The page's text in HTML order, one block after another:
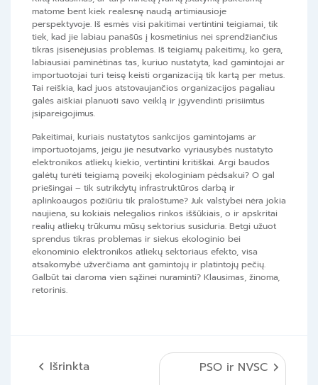
matome bent kiek realesnę naudą artimiausioje
perspektyvoje. Iš esmės visi pakitimai vertintini teigiamai, tik
tiek, kad jie labiau panašūs į kosmetinius nei sprendžiančius
tikras įsisenėjusias problemas. Iš teigiamų pakeitimų, ko gera,
labiausiai paminėtinas tas, kuriuo nustatyta, kad gamintojai ar
importuotojai turi teisę keisti organizaciją tik kartą per metus.
Tai reiškia, kad juos atstovaujančios organizacijos pagaliau
galės aiškiai planuoti savo veiklą ir įgyvendinti prisiimtus
įsipareigojimus.
Pakeitimai, kuriais nustatytos sankcijos gamintojams ar
importuotojams, jeigu jie nesutvarko vyriausybės nustatyto
elektronikos atliekų kiekio, vertintini kritiškai. Argi baudos
galėtų turėti teigiamą poveikį ekologiniam pėdsakui? O gal
priešingai – tik sutrikdytų infrastruktūros darbą ir
aplinkoaugos požiūriu tik praloštume? Juk valstybei nėra jokia
naujiena, su kokiais nelegalios rinkos iššūkiais, o ir apskritai
realių atliekų trūkumu mūsų sektorius susiduria. Betgi užuot
sprendus tikras problemas ir siekus ekologinio bei
ekonominio elektronikos atliekų sektoriaus efekto, visa
atsakomybė užverčiama ant gamintojų ir platintojų pečių.
Galbūt tai daroma vien sąžinei nuraminti? Klausimas, žinoma,
retorinis.
Navigacija
Išrinkta
PSO ir NVSC